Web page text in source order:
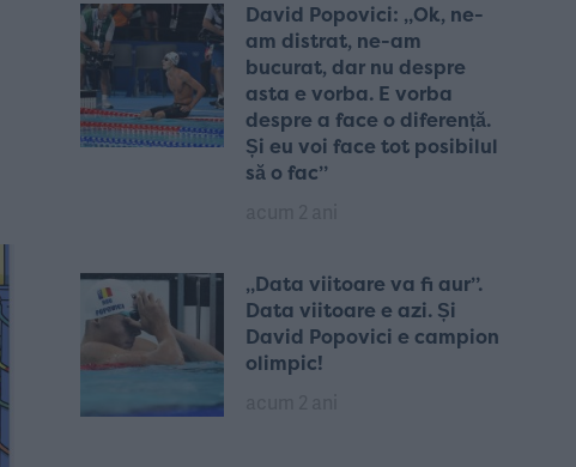
David Popovici: „Ok, ne-
am distrat, ne-am
bucurat, dar nu despre
asta e vorba. E vorba
despre a face o diferență.
Și eu voi face tot posibilul
să o fac”
„Data viitoare va fi aur”.
Data viitoare e azi. Și
David Popovici e campion
olimpic!